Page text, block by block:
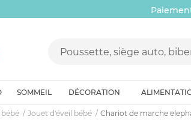
SOMMEIL DÉCORATION
Jouet d'éveil bébé Chariot de marche